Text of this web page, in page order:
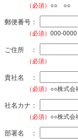
（必須） ○○ ○○
郵便番号：
（必須） 000-0000
ご住所 ：
（必須）
貴社名 ：
（必須） ○○株式会
社名カナ：
（必須） ○○株式会
部署名 ：